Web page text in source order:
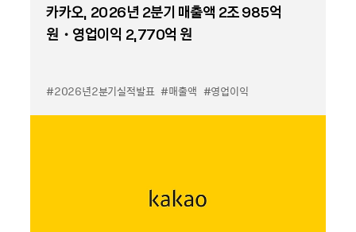
카카오, 2026년 2분기 매출액 2조 985억
원・영업이익 2,770억 원
#2026년2분기실적발표 #매출액 #영업이익